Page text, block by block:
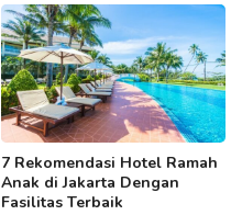
7 Rekomendasi Hotel Ramah
Anak di Jakarta Dengan
Fasilitas Terbaik